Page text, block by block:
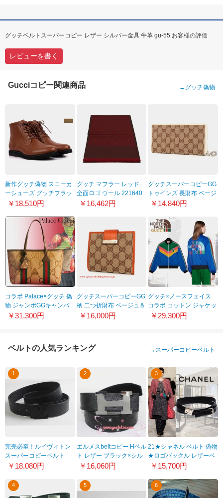
グッチベルトスーパーコピー レザー シルバー金具 牛革 gu-55 お客様の評価
レビューを書く
Gucciコピー関連商品 → グッチ偽物
新作グッチ偽物 スニーカ
ーシューズ グッチフラッ
トシューズ GUI-99
￥18,510円
グッチ マフラー レッド
全面ロゴ ウール 221640
4G200 6273
￥16,462円
グッチスーパーコピーGG
トゥインズ 長財布 ベージ
ュ＆アイボリー
￥14,840円
コラボ Palace×グッチ 偽
物 ジャンボGGキャンバ
ス トートバッグ
￥31,300円
グッチスーパーコピーGG
柄 二つ折財布 ベージュ＆
オレンジ
￥16,000円
グッチ×ノースフェイス
コラボ コットン ジャケッ
ト 673754XJDUE4153
￥29,300円
ベルトの人気ランキング → スーパーコピーベルト
1
完売必至！ルイヴィトン
スーパーコピーベルト
LP-33
￥18,080円
2
エルメスbeltコピー Hベル
ト レザー ブラック×シル
バー金具エルメス020
￥16,060円
3
21★シャネル ベルト 偽物
★ロゴバックル レザーベ
ルト
￥15,700円
4 5 6